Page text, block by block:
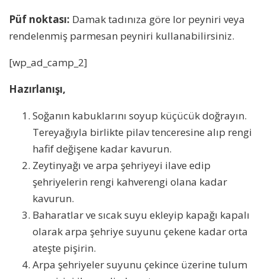
Püf noktası: Damak tadınıza göre lor peyniri veya
rendelenmiş parmesan peyniri kullanabilirsiniz.
[wp_ad_camp_2]
Hazırlanışı,
Soğanın kabuklarını soyup küçücük doğrayın.
Tereyağıyla birlikte pilav tenceresine alıp rengi
hafif değişene kadar kavurun.
Zeytinyağı ve arpa şehriyeyi ilave edip
şehriyelerin rengi kahverengi olana kadar
kavurun.
Baharatlar ve sıcak suyu ekleyip kapağı kapalı
olarak arpa şehriye suyunu çekene kadar orta
ateşte pişirin.
Arpa şehriyeler suyunu çekince üzerine tulum